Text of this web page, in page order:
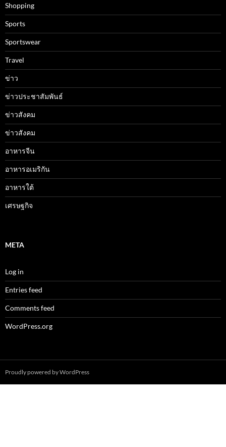
Shopping
Sports
Sportswear
Travel
ข่าว
ข่าวประชาสัมพันธ์
ข่าวสังคม
ข่าวสังคม
อาหารจีน
อาหารอเมริกัน
อาหารใต้
เศรษฐกิจ
META
Log in
Entries feed
Comments feed
WordPress.org
Proudly powered by WordPress